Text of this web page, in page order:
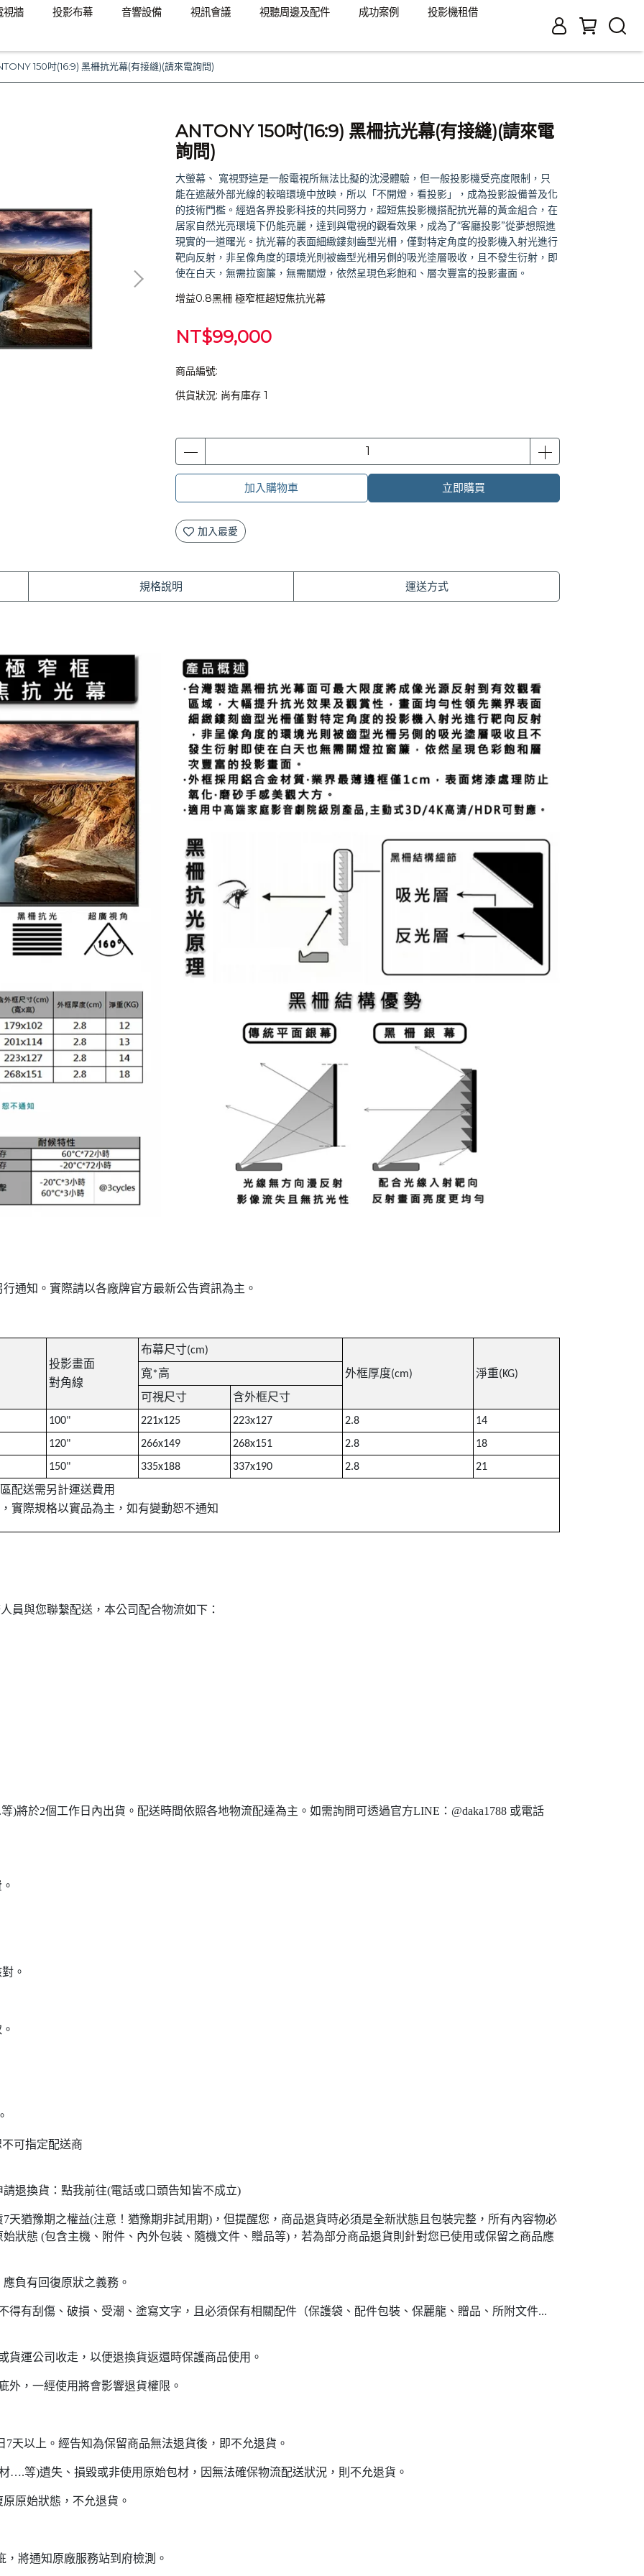
視牆 投影布幕 音響設備 視訊會議 視聽周邊及配件 成功案例 投影機租借
150吋(16:9) 黑柵抗光幕(有接縫)(請來電詢問)
ANTONY 150吋(16:9) 黑柵抗光幕(有接縫)(請來電
詢問)
大螢幕、 寬視野這是一般電視所無法比擬的沈浸體驗，但一般投影機受亮度限制，只
能在遮蔽外部光線的較暗環境中放映，所以「不開燈，看投影」，成為投影設備普及化
的技術門檻。經過各界投影科技的共同努力，超短焦投影機搭配抗光幕的黃金組合，在
居家自然光亮環境下仍能亮麗，達到與電視的觀看效果，成為了“客廳投影”從夢想照進
現實的一道曙光。抗光幕的表面細緻鏤刻齒型光柵，僅對特定角度的投影機入射光進行
靶向反射，非呈像角度的環境光則被齒型光柵另側的吸光塗層吸收，且不發生衍射，即
使在白天，無需拉窗簾，無需關燈，依然呈現色彩飽和、層次豐富的投影畫面。
增益0.8黑柵 極窄框超短焦抗光幕
NT$99,000
商品編號:
供貨狀況: 尚有庫存 1
加入購物車 立即購買
加入最愛
規格說明 運送方式
通知。實際請以各廠牌官方最新公告資訊為主。
投影畫面
對角線
布幕尺寸(cm)
外框厚度(cm) 淨重(KG)
寬*高
可視尺寸
含外框尺寸
100" 221x125 223x127 2.8
14
120"
266x149 268x151 2.8
18
150"
335x188 337x190 2.8 21
配送需另計運送費用
實際規格以實品為主，如有變動恕不通知
員與您聯繫配送，本公司配合物流如下：
)將於2個工作日內出貨。配送時間依照各地物流配達為主。如需詢問可透過官方LINE：@daka1788 或電話
。
可指定配送商
退換貨：點我前往(電話或口頭告知皆不成立)
天猶豫期之權益(注意！猶豫期非試用期)，但提醒您，商品退貨時必須是全新狀態且包裝完整，所有內容物必
狀態 (包含主機、附件、內外包裝、隨機文件、贈品等)，若為部分商品退貨則針對您已使用或保留之商品應
負有回復原狀之義務。
得有刮傷、破損、受潮、塗寫文字，且必須保有相關配件（保護袋、配件包裝、保麗龍、贈品、所附文件...
運公司收走，以便退換貨返還時保護商品使用。
外，一經使用將會影響退貨權限。
天以上。經告知為保留商品無法退貨後，即不允退貨。
….等)遺失、損毀或非使用原始包材，因無法確保物流配送狀況，則不允退貨。
原始狀態，不允退貨。
將通知原廠服務站到府檢測。